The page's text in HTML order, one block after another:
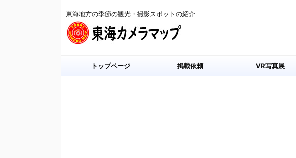
東海地方の季節の観光・撮影スポットの紹介
トップページ 掲載依頼 VR写真展